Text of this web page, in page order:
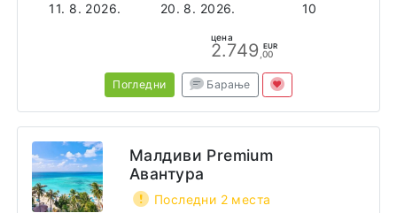
11. 8. 2026.
20. 8. 2026.
10
цена
2.749 EUR
,00
Погледни Барање
Малдиви Premium
Авантура
Последни 2 места